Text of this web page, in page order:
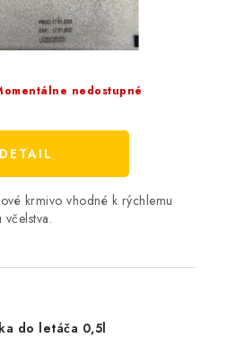
nedostupné
DETAIL
krmivo vhodné k rýchlemu
včelstva.
do letáča 0,5l